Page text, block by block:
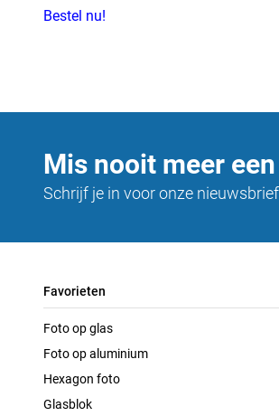
Bestel nu!
Mis nooit meer
Schrijf je in voor onze nieuwsbrief
Favorieten
Foto op glas
Foto op aluminium
Hexagon foto
Glasblok